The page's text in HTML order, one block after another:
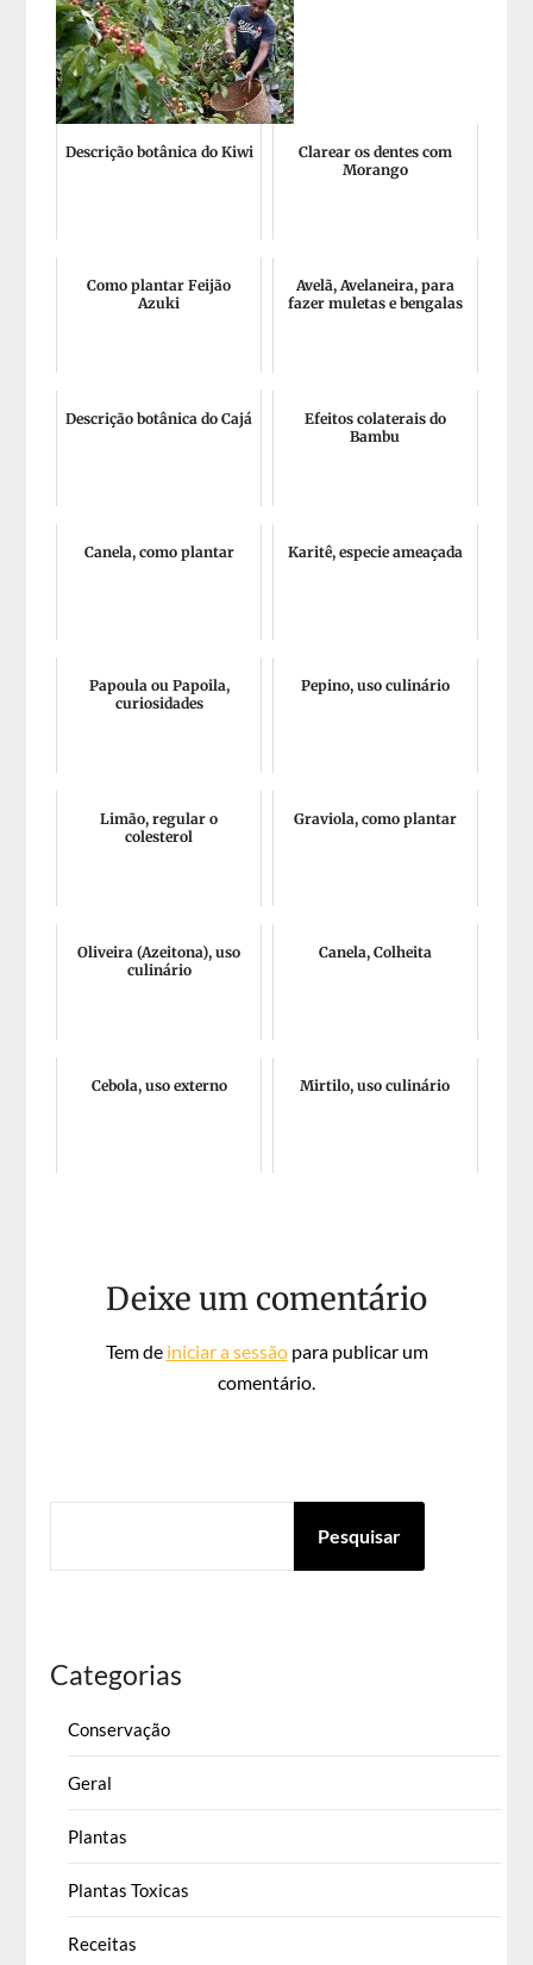
Descrição botânica do Kiwi
Clarear os dentes com
Morango
Como plantar Feijão
Azuki
Avelã, Avelaneira, para
fazer muletas e bengalas
Descrição botânica do Cajá
Efeitos colaterais do
Bambu
Canela, como plantar Karitê, especie ameaçada
Papoula ou Papoila,
curiosidades
Pepino, uso culinário
Limão, regular o
colesterol
Graviola, como plantar
Oliveira (Azeitona), uso
culinário
Canela, Colheita
Cebola, uso externo Mirtilo, uso culinário
Deixe um comentário
Tem de iniciar a sessãopara publicar um
comentário.
Pesquisar
Categorias
Conservação
Geral
Plantas
Plantas Toxicas
Receitas